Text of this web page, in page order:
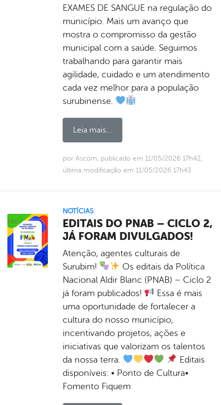
EXAMES DE SANGUE na regulação do
município. Mais um avanço que
mostra o compromisso da gestão
municipal com a saúde. Seguimos
trabalhando para garantir mais
agilidade, cuidado e um atendimento
cada vez melhor para a população
surubinense.
Leia mais...
por Ascom, publicado em 11/05/2026 17h42,
última modificação em 11/05/2026 17h43
NOTÍCIAS
EDITAIS DO PNAB – CICLO 2,
JÁ FORAM DIVULGADOS!
Atenção, agentes culturais de
Surubim!
Os editais da Política
Nacional Aldir Blanc (PNAB) – Ciclo 2
já foram publicados!
Essa é mais
uma oportunidade de fortalecer a
cultura do nosso município,
incentivando projetos, ações e
iniciativas que valorizam os talentos
da nossa terra.
Editais
disponíveis: • Ponto de Cultura•
Fomento Fiquem